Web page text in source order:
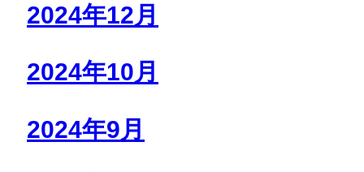
2024年12月
2024年10月
2024年9月